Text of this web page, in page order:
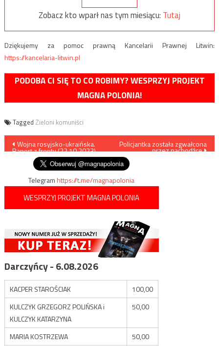
Zobacz kto wparł nas tym miesiącu: Tutaj
Dziękujemy za pomoc prawną Kancelarii Prawnej Litwin:
https://kancelaria-litwin.pl
PODOBA CI SIĘ TO CO ROBIMY? WESPRZYJ PROJEKT
MAGNA POLONIA!
Tagged Zieloni komuniści
Nawigacja
wpisu
Wojna rosyjsko-ukraińska.
Raport z frontu (22.10.2023)
Policjantka została zgwałcona
przez nachodźcę
Telegramhttps://t.me/magnapolonia
WESPRZYJ PROJEKT MAGNA POLONIA
Darczyńcy - 6.08.2026
KACPER STAROŚCIAK
100,00
KULCZYK GRZEGORZ POLIŃSKA i
KULCZYK KATARZYNA
50,00
MARIA KOSTRZEWA 50,00